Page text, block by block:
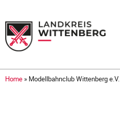
Home » Modellbahnclub Wittenberg e.V.